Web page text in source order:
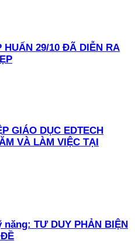
HUẤN 29/10 ĐÃ DIỄN RA
GIÁO DỤC EDTECH
VÀ LÀM VIỆC TẠI
TƯ DUY PHẢN BIỆN